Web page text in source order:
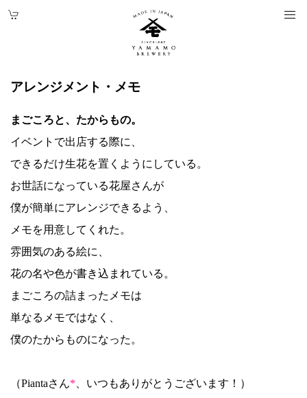
アレンジメント・メモ
まごころと、たからもの。
イベントで出店する際に、
できるだけ生花を置くようにしている。
お世話になっている花屋さんが
僕が簡単にアレンジできるよう、
メモを用意してくれた。
雰囲気のある絵に、
花の名や色が書き込まれている。
まごころの詰まったメモは
単なるメモではなく、
僕のたからものになった。
（Piantaさん*、いつもありがとうございます！）